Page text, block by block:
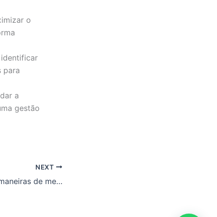
o
para
a
gestão
NEXT
Está procurando maneiras de melhorar a logística na sua empresa?